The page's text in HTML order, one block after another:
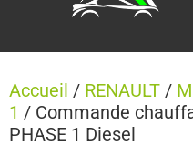
Accueil / RENAULT /
1 / Commande
PHASE 1 Diesel